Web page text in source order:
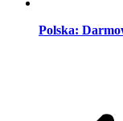
Polska: